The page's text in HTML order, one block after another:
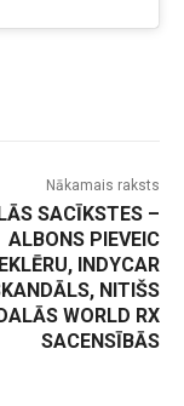
Nākamais raksts
SACĪKSTES –
ALBONS PIEVEIC
INDYCAR
NITIŠS
WORLD RX
SACENSĪBĀS